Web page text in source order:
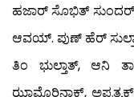
ಹಜಾರ್ ಸೊಭಿತ್ ಸುಂದರ್
ಆವಯ್. ಪುಣ್ ಹೆರ್
ತಿಂ ಭುಲ್ತಾತ್, ಆನಿ
ಝಾಮೊರಿನಾಕ್,